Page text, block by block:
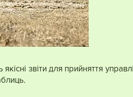
звіти для прийняття